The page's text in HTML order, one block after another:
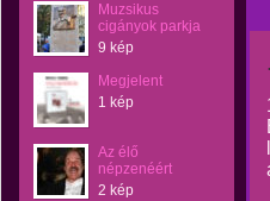
Muzsikus
cigányok parkja
9 kép
Megjelent
1 kép
Az élő
népzenéért
2 kép